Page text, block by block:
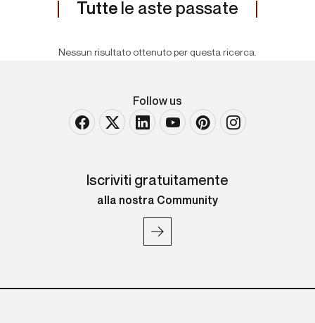
Tutte le aste passate
Nessun risultato ottenuto per questa ricerca.
Follow us
Iscriviti gratuitamente
alla nostra Community